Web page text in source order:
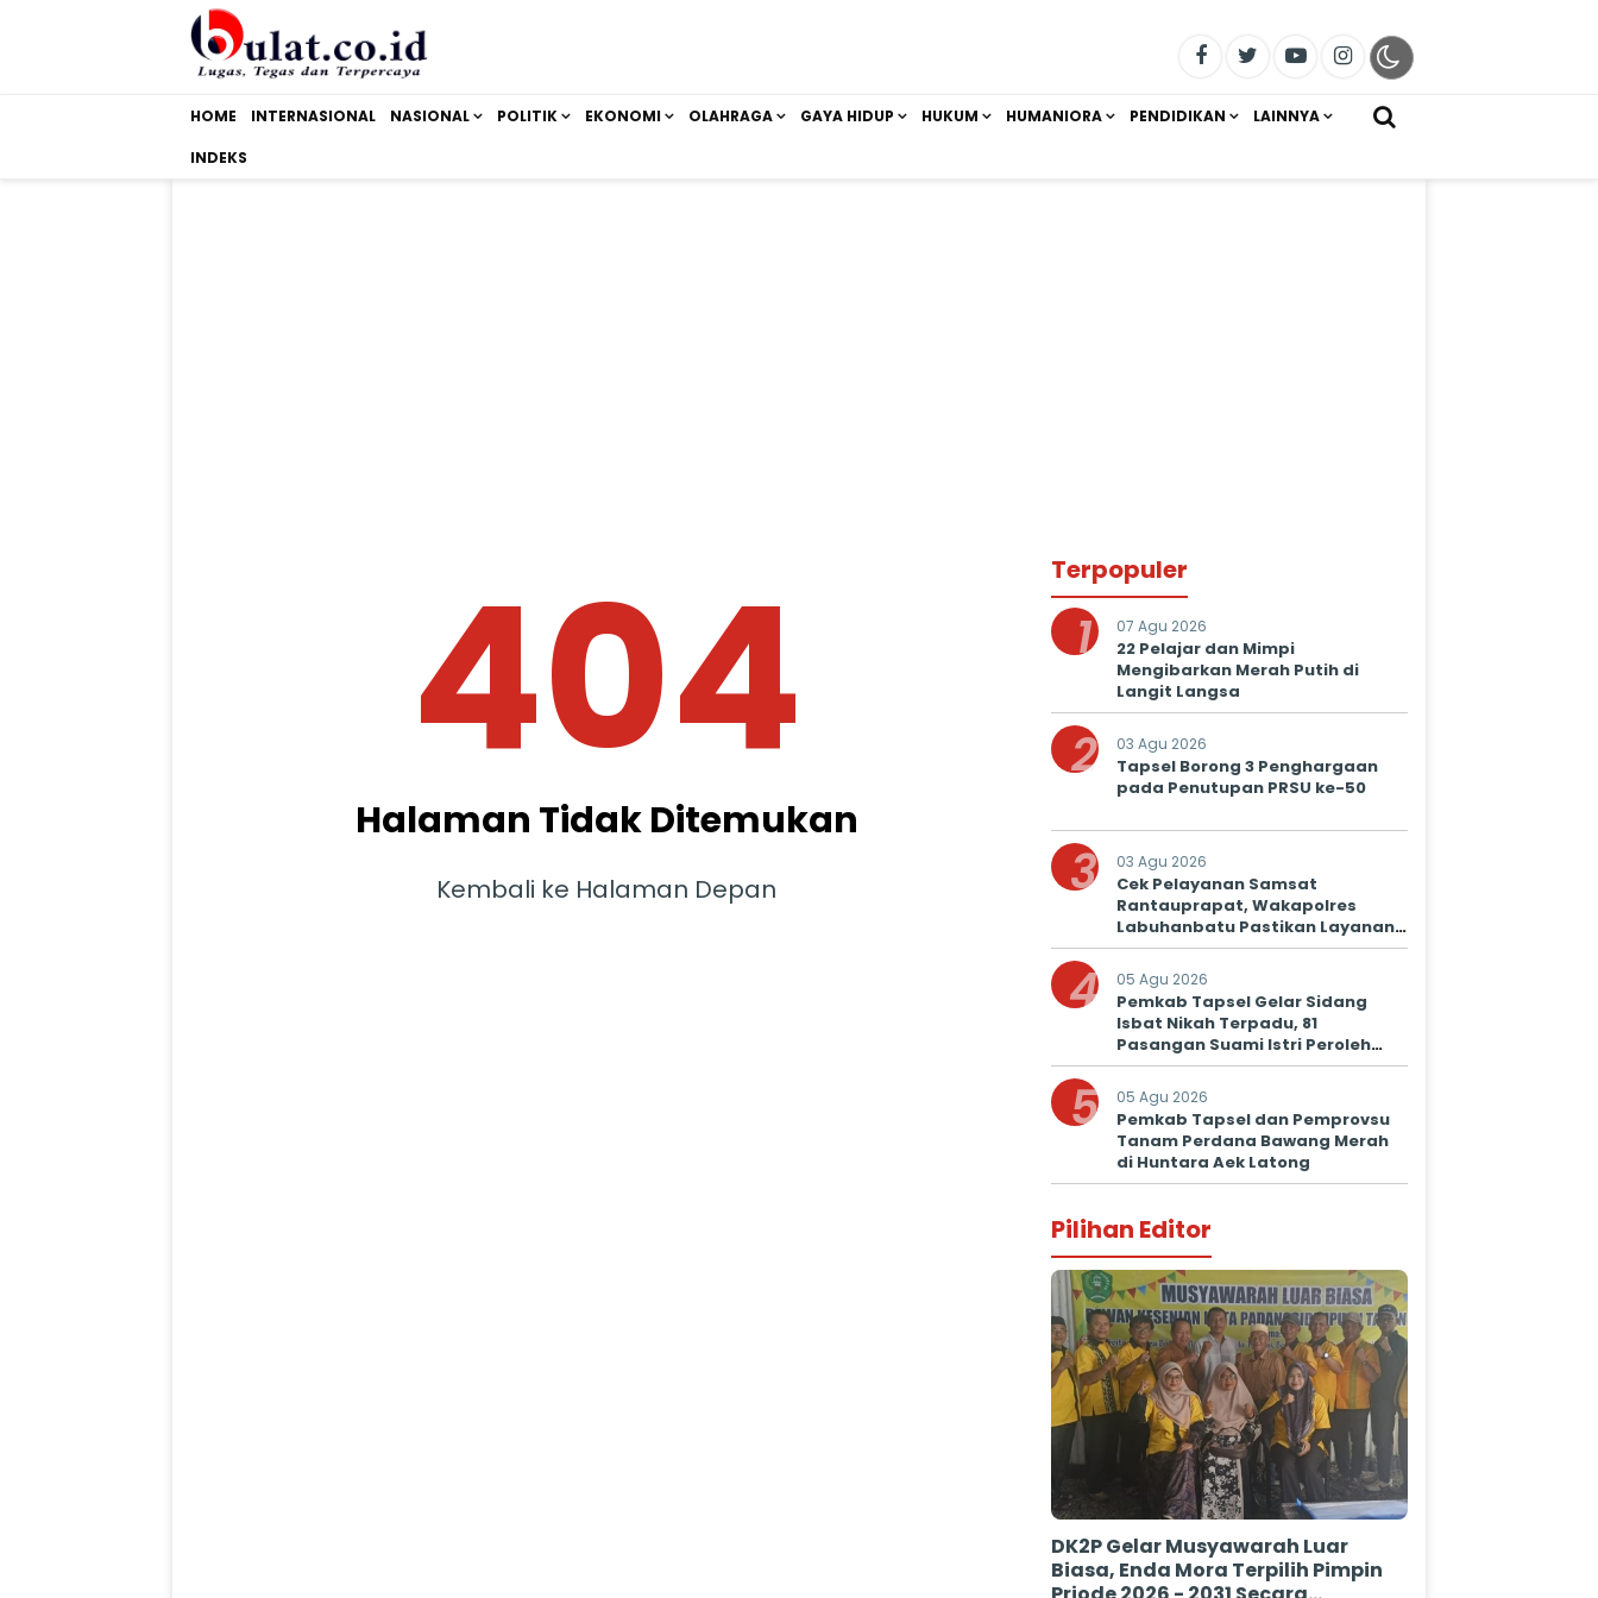
HOME INTERNASIONAL NASIONAL POLITIK EKONOMI OLAHRAGA GAYA HIDUP HUKUM HUMANIORA PENDIDIKAN LAINNYA
INDEKS
404
Halaman Tidak Ditemukan
Kembali ke Halaman Depan
Terpopuler
1 07 Agu 2026
22 Pelajar dan Mimpi
Mengibarkan Merah Putih di
Langit Langsa
2 03 Agu 2026
Tapsel Borong 3 Penghargaan
pada Penutupan PRSU ke-50
3 03 Agu 2026
Cek Pelayanan Samsat
Rantauprapat, Wakapolres
Labuhanbatu Pastikan Layanan
Prima untuk Masyarakat
4 05 Agu 2026
Pemkab Tapsel Gelar Sidang
Isbat Nikah Terpadu, 81
Pasangan Suami Istri Peroleh
Kepastian Hukum
5 05 Agu 2026
Pemkab Tapsel dan Pemprovsu
Tanam Perdana Bawang Merah
di Huntara Aek Latong
Pilihan Editor
DK2P Gelar Musyawarah Luar
Biasa, Enda Mora Terpilih Pimpin